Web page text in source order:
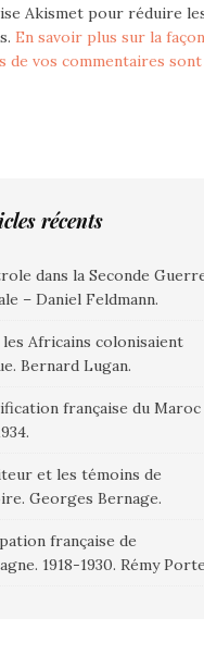
Akismet pour réduire
En savoir plus sur la
de vos commentaires sont
récents
dans la Seconde
– Daniel Feldmann.
les Africains colonisaient
Bernard Lugan.
française du Maroc
et les témoins de
Georges Bernage.
française de
1918-1930. Rémy